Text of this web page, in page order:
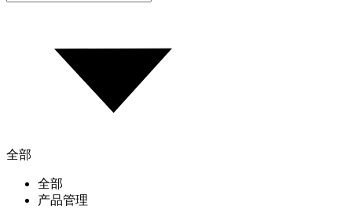
全部
全部
产品管理